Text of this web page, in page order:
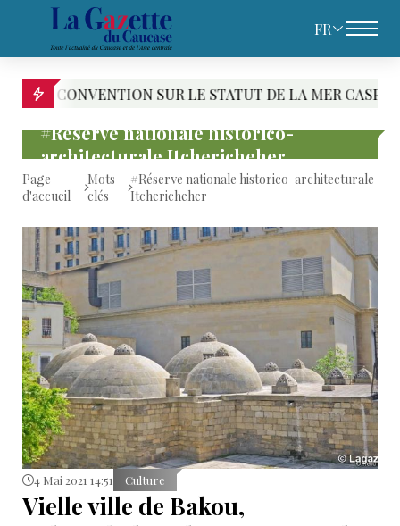
FR
SUR LE STATUT DE LA MER CASPIENNE : LE PARI
#Réserve nationale historico-
architecturale Itchericheher
Page
d'accueil
Mots
clés
#Réserve nationale historico-architecturale
Itchericheher
4 Mai 2021 14:51 Culture
Vielle ville de Bakou,